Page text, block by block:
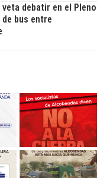
veta debatir en el Pleno
bus entre